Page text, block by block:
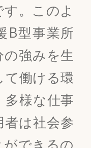
。このよ
B型事業所
強みを生
働ける環
様な仕事
は社会参